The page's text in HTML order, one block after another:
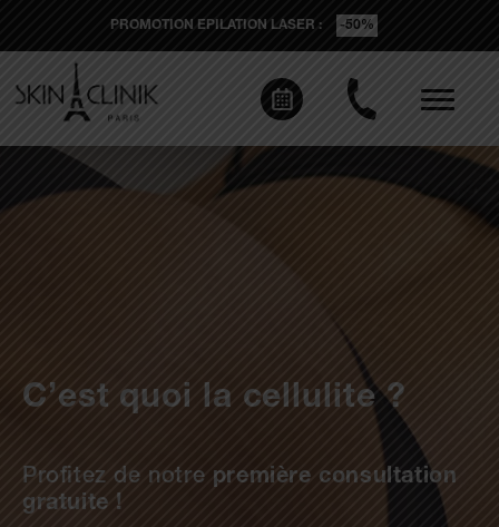
PROMOTION EPILATION LASER : -50%
C’est quoi la cellulite ?
Profitez de notre première consultation
gratuite !